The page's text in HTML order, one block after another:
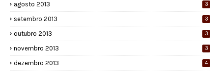
agosto 2013 3
setembro 2013 3
outubro 2013 3
novembro 2013 3
dezembro 2013 4